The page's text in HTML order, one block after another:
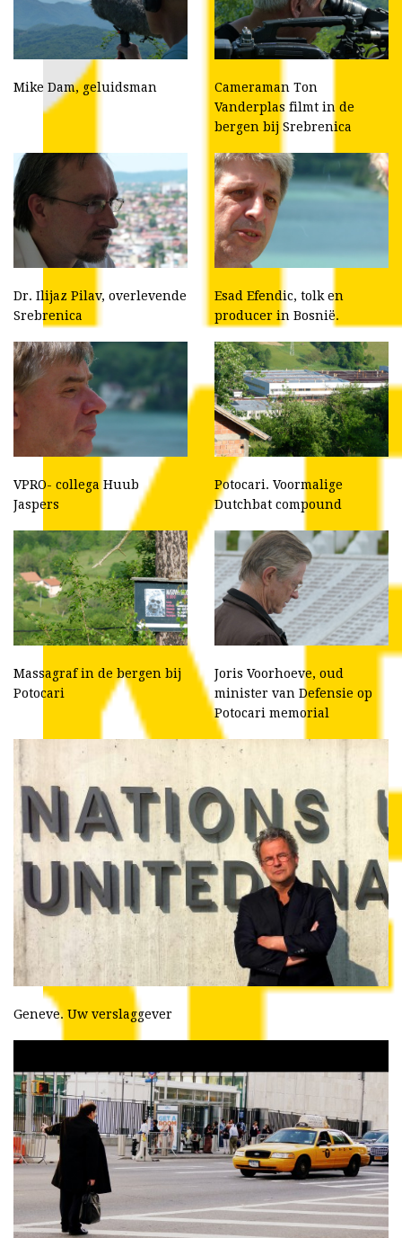
Mike Dam, geluidsman
Cameraman Ton
Vanderplas filmt in de
bergen bij Srebrenica
Dr. Ilijaz Pilav, overlevende
Srebrenica
Esad Efendic, tolk en
producer in Bosnië.
VPRO- collega Huub
Jaspers
Potocari. Voormalige
Dutchbat compound
Massagraf in de bergen bij
Potocari
Joris Voorhoeve, oud
minister van Defensie op
Potocari memorial
Geneve. Uw verslaggever